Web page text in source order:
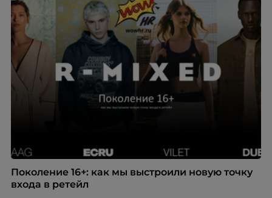
Поколение 16+: как мы выстроили новую точку
входа в ретейл